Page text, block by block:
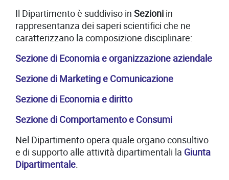
Il Dipartimento è suddiviso in Sezioni in
rappresentanza dei saperi scientifici che ne
caratterizzano la composizione disciplinare:
Sezione di Economia e organizzazione aziendale
Sezione di Marketing e Comunicazione
Sezione di Economia e diritto
Sezione di Comportamento e Consumi
Nel Dipartimento opera quale organo consultivo
e di supporto alle attività dipartimentali la Giunta
Dipartimentale.